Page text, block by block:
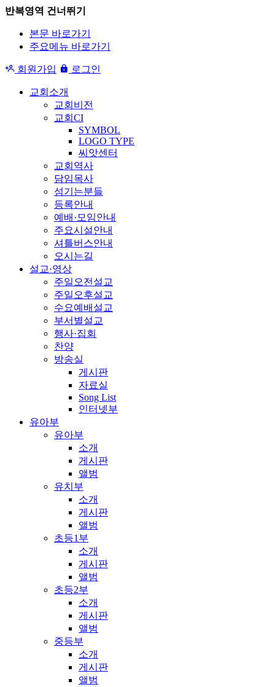
반복영역 건너뛰기
본문 바로가기
주요메뉴 바로가기
회원가입 로그인
교회소개
교회비전
교회CI
SYMBOL
LOGO TYPE
씨앗센터
교회역사
담임목사
섬기는분들
등록안내
예배·모임안내
주요시설안내
셔틀버스안내
오시는길
설교·영상
주일오전설교
주일오후설교
수요예배설교
부서별설교
행사·집회
찬양
방송실
게시판
자료실
Song List
인터넷부
유아부
유아부
소개
게시판
앨범
유치부
소개
게시판
앨범
초등1부
소개
게시판
앨범
초등2부
소개
게시판
앨범
중등부
소개
게시판
앨범